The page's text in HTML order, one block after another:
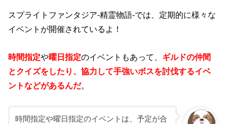
スプライトファンタジア-精霊物語-では、定期的に様々な
イベントが開催されているよ！
時間指定や曜日指定のイベントもあって、 ギルドの仲間
とクイズをしたり、協力して手強いボスを討伐するイベ
ントなどがあるんだ。
時間指定や曜日指定のイベントは、予定が合